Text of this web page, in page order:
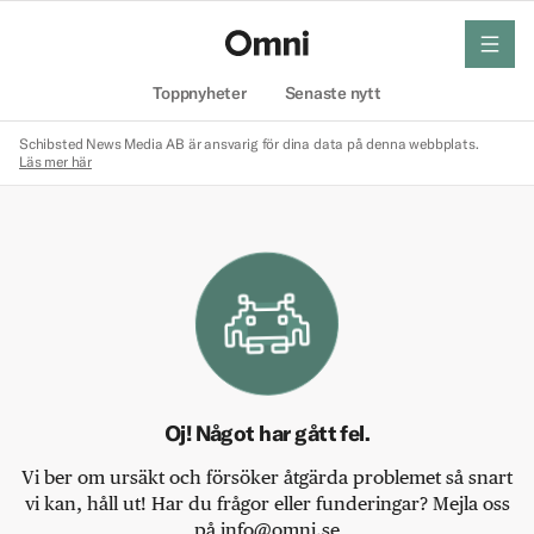
Toppnyheter Senaste nytt
meny
Schibsted News Media AB är ansvarig för dina data på denna webbplats.
Läs mer här
Oj! Något har gått fel.
Vi ber om ursäkt och försöker åtgärda problemet så snart
vi kan, håll ut! Har du frågor eller funderingar? Mejla oss